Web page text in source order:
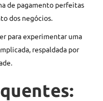
de pagamento perfeitas
dos negócios.
para experimentar uma
respaldada por